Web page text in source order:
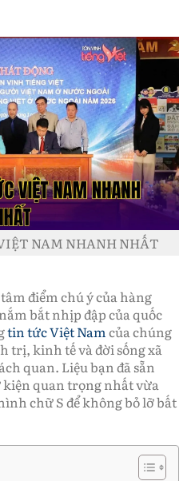
NAM NHANH NHẤT
điểm chú ý của hàng
bắt nhịp đập của quốc
tin tức Việt Namcủa chúng
trị, kinh tế và đời sống xã
quan. Liệu bạn đã sẵn
quan trọng nhất vừa
chữ S để không bỏ lỡ bất